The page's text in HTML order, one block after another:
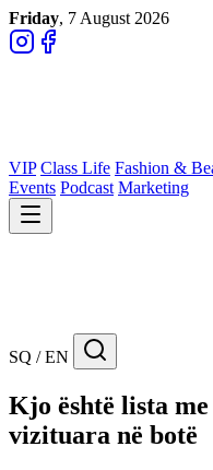
Friday, 7 August 2026
VIP Class Life Fashion &
Events Podcast Marketing
SQ / EN
Kjo është lista
vizituara në botë